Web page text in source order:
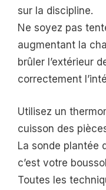
sur la discipline.
Ne soyez pas
augmentant la
brûler l’extérieur
correctement
Utilisez un
cuisson des
La sonde plantée
c’est votre
Toutes les